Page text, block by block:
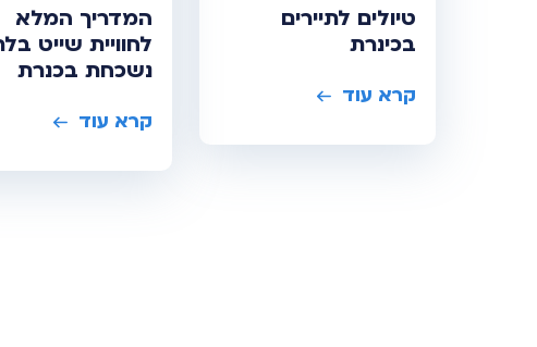
טיולים לתיירים
בכינרת
קרא עוד
המדריך המלא
לחוויית שייט
נשכחת בכנרת
קרא עוד